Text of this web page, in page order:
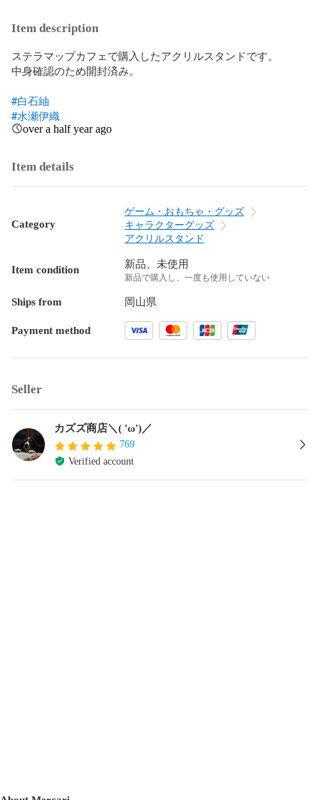
Item description
ステラマップカフェで購入したアクリルスタンドです。
中身確認のため開封済み。
#白石紬
#水瀬伊織
over a half year ago
Item details
Category
ゲーム・おもちゃ・グッズ
キャラクターグッズ
アクリルスタンド
Item condition 新品、未使用
新品で購入し、一度も使用していない
Ships from 岡山県
Payment method
Seller
カズズ商店＼( 'ω')／
769
Verified account